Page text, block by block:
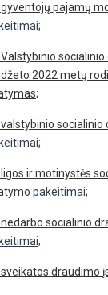
gyventojų pajamų
Valstybinio
2022 metų
;
valstybinio
ligos ir motinystės
pakeitimai;
nedarbo socialinio
sveikatos draudimo